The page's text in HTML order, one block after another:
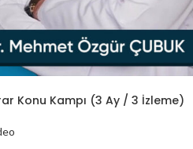
Konu Kampı (3 Ay / 3 İzleme)